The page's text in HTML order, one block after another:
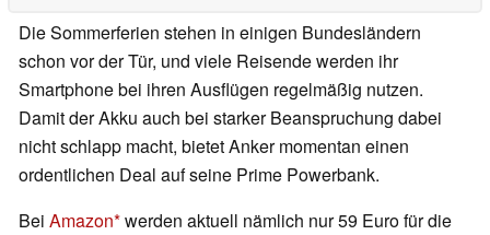
Die Sommerferien stehen in einigen Bundesländern
schon vor der Tür, und viele Reisende werden ihr
Smartphone bei ihren Ausflügen regelmäßig nutzen.
Damit der Akku auch bei starker Beanspruchung dabei
nicht schlapp macht, bietet Anker momentan einen
ordentlichen Deal auf seine Prime Powerbank.
Bei Amazon werden aktuell nämlich nur 59 Euro für die